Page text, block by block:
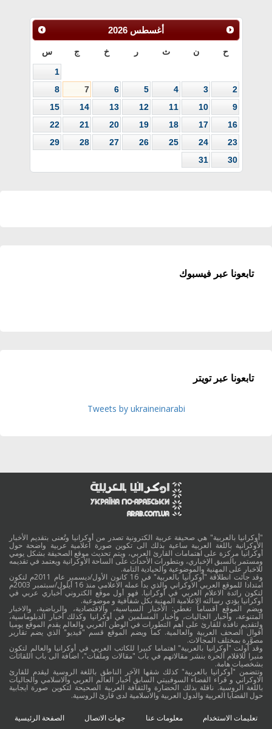
أغسطس 2026
ح ن ث ر خ ج س
1
2
3
4
5
6
7
8
9
10
11
12
13
14
15
16
17
18
19
20
21
22
23
24
25
26
27
28
29
30
31
تابعونا عبر فيسبوك
تابعونا عبر تويتر
Tweets by ukraineinarabi
"أوكرانيا بالعربية" هي صحيفة عربية الكترونية تصدر من أوكرانيا وتُعنى بتقديم الأخبار
الأوكرانية باللغة العربية ساعية بذلك الى تكوين صورة اعلامية عربية واضحة حول
أوكرانيا مركزة على اهتمامات القارئ العربي، ويتم تحديث موقع الصحيفة بشكل يومي
ومستمر بالسبق الإخباري، وبتطورات الأحداث على الساحة الأوكرانية ويعتمد في تقديمه
للاخبار على المهنية والموضوعية والحيادية التامة.
وقد جائت انطلاقة "أوكرانيا بالعربية" في 16 كانون الأول/ديسمبر عام 2011م لتكون
امتدادا للموقع العربي الاوكراني والذي بدأ عمله الاعلامي منذ 16 أيلول/سبتمبر 2003م
لتكون رائدة الاعلام العربي في أوكرانيا. فهو أول موقع الكتروني أخباري عربي في
أوكرانيا يؤدي رسالته الاعلامية المهنية بكل شفافية و موضوعية.
ويضم الموقع أقساماً تغطي: الأخبار السياسية، والاقتصادية، والرياضية، والاخبار
المتنوعة، وأخبار الجاليات، وأخبار المسلمين في أوكرانيا وكذلك أخبار الدبلوماسية،
ولتقديم نافذة للقارئ على أهم التطورات في الوطن العربي والعالم يقدم الموقع يوميا
أقوال الصحف العربية والعالمية. كما ويضم الموقع قسم "فيديو" الذي يضم تقارير
مصوَّرة بمختلف المجالات.
وقد أولت "أوكرانيا بالعربية" اهتماما كبيرا للكاتب العربي في أوكرانيا والعالم لتكون
منبرا للاقلام الحرة بنشر مقالاتهم في باب "مقالات وملفات"، اضافة الى باب اللقائات
بشخصيات هامة.
وتتضمن "أوكرانيا بالعربية" كذلك شقها الآخر الناطق باللغة الروسية ليقدم للقارئ
الاوكراني و قراء الفضاء السوفييتي السابق أخبار العالم العربي والاسلامي والجاليات
باللغة الروسية. ناقلة بذلك الحضارة والثقافة العربية الصحيحة لتكوين صورة ايجابية
حول القضايا العربية والدول العربية والاسلامية لدى قارئ الروسية.
تعليمات الاستخدام معلومات عنا جهات الاتصال الصفحة الرئيسية